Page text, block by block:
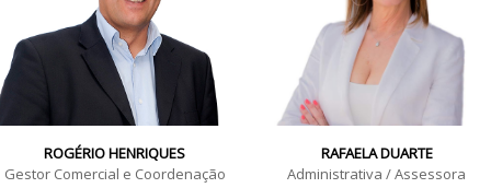
ROGÉRIO HENRIQUES
Gestor Comercial e Coordenação
RAFAELA DUARTE
Administrativa / Assessora